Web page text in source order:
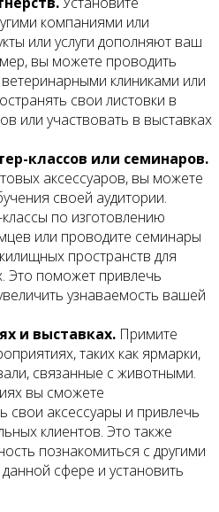
компаниями или
или услуги дополняют ваш
вы можете проводить
клиниками или
свои листовки в
или участвовать в выставках
классов или семинаров.
аксессуаров, вы можете
своей аудитории.
по изготовлению
или проводите семинары
пространств для
Это поможет привлечь
узнаваемость вашей
и выставках. Примите
таких как ярмарки,
связанные с животными.
вы сможете
свои аксессуары и привлечь
клиентов. Это также
познакомиться с другими
сфере и установить